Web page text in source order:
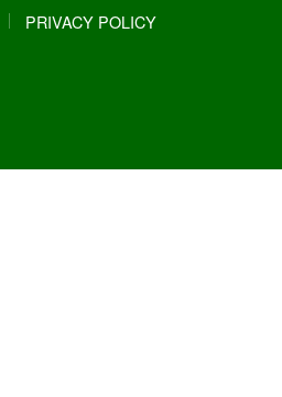
PRIVACY POLICY